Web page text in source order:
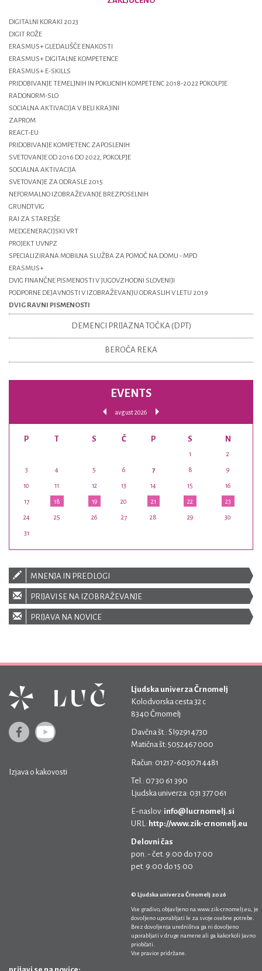
DIGITALNI KORAKI 2023
DIGIT ROŽE
ERASMUS+ GLEDALIŠČE ENAKOSTI
ERASMUS+ DIGITALNE KOMPETENCE
ERASMUS+ E-SKILLS
PRIDOBIVANJE TEMELJNIH IN POKLICNIH KOMPETENC 2018-2022 POKOLPJE
RADONORM-SLO
SOCIALNA AKTIVACIJA V BELI KRAJINI
ZAPROM
REACT-EU
PRIDOBIVANJE KOMPETENC ZAPOSLENIH
SVETOVANJE OD 2016 DO 2022, POKOLPJE
SOCIALNA AKTIVACIJA
SVETOVANJE ZA ODRASLE 2015
NEFORMALNO IZOBRAŽEVANJE BREZPOSELNIH
GRUNDTVIG
RAI ZA STAREJŠE
MEDGENERACIJSKI VRT
PROJEKT UVNPZ
SPECIALIZIRANA MOBILNA SLUŽBA ZA POMOČ NA DOMU - MPD
ERASMUS+
DVIG FINANČNE PISMENOSTI V JUGOVZHODNI SLOVENIJI
PODPORNE DEJAVNOSTI V IZOBRAŽEVANJU ODRASLIH V LETU 2019
DVIG RAVNI PISMENOSTI
DEMENCI PRIJAZNA TOČKA (DPT)
BEROČA REKA
EVENTS
avgust 2026
P T S Č P S N
1 2
3 4 5 6 7 8 9
10 11 12 13 14 15 16
17 18 19 20 21 22 23
24 25 26 27 28 29 30
31
MNENJA IN PREDLOGI
PRIJAVI SE NA IZOBRAŽEVANJE
PRIJAVA NA NOVICE
Izjava o kakovosti
Ljudska univerza Črnomelj
Kolodvorska cesta 32 c
8340 Črnomelj
Davčna št.: SI92914730
Matična št: 5052467 000
Račun: 01217-6030714481
Tel.: 07 30 61 390
Ljudska univerza: 031 377 061
E-naslov: info@lucrnomelj.si
URL: http://www.zik-crnomelj.eu
Delovni čas
pon. - čet. 9:00 do 17:00
pet. 9:00 do 15:00
© Ljudska univerza Črnomelj 2026
Vse gradivo, objavljeno na www.zik-crnomelj.eu , je
dovoljeno uporabljati le za svoje osebne potrebe.
Brez dovoljenja uredništva ga ni dovoljeno
uporabljati v druge namene ali ga kakorkoli javno
priobčati.
Vse pravice pridržane.